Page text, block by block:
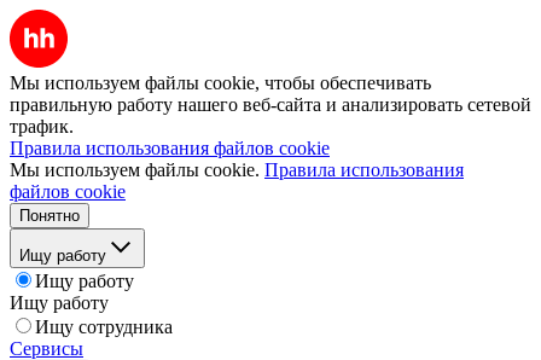
Мы используем файлы cookie, чтобы обеспечивать
правильную работу нашего веб-сайта и анализировать сетевой
трафик.
Правила использования файлов cookie
Мы используем файлы cookie. Правила использования
файлов cookie
Понятно
Ищу работу
Ищу работу
Ищу работу
Ищу сотрудника
Сервисы